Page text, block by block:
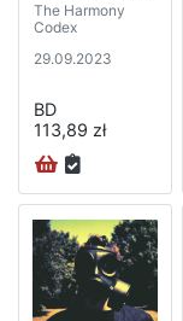
The Harmony
Codex
29.09.2023
BD
113,89 zł